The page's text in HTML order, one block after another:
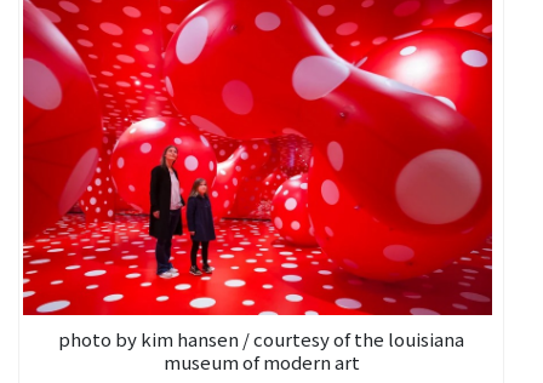
photo by kim hansen / courtesy of the louisiana
museum of modern art